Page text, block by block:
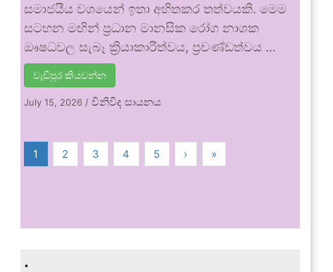
සමාජයීය වශයෙන් ඉතා අහිතකර තත්වයකි. මෙම
සටහන මඟින් ප්‍රධාන මානසික රෝග නාශක
ඖෂධවල සැබෑ ක්‍රියාකාරීත්වය, ප්‍රචණ්ඩත්වය …
වැඩිපුර කියවන්න
July 15, 2026 /විනිවිද සායනය
1 2 3 4 5 › »
.